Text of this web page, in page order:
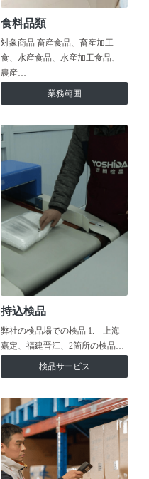
食料品類
対象商品 畜産食品、畜産加工
食、水産食品、水産加工食品、
農産…
業務範囲
持込検品
弊社の検品場での検品 1. 上海
嘉定、福建晋江、2箇所の検品…
検品サービス